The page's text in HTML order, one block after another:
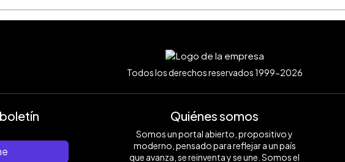
Todos los derechos reservados 1999-2026
Quiénes somos
Somos un portal abierto, propositivo y
moderno, pensado para reflejar a un país
que avanza, se reinventa y se une. Somos el